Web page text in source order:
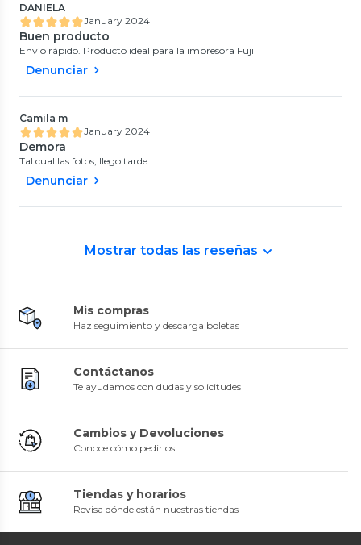
DANIELA
January 2024
Buen producto
Envío rápido. Producto ideal para la impresora Fuji
Denunciar
Camila m
January 2024
Demora
Tal cual las fotos, llego tarde
Denunciar
Mostrar todas las reseñas
Mis compras
Haz seguimiento y descarga boletas
Contáctanos
Te ayudamos con dudas y solicitudes
Cambios y Devoluciones
Conoce cómo pedirlos
Tiendas y horarios
Revisa dónde están nuestras tiendas